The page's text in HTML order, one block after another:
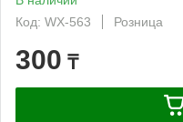
Код: WX-563
Розница
300 ₸